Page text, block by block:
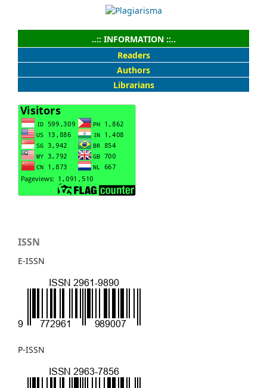
..:: INFORMATION ::..
Readers
Authors
Librarians
ISSN
E-ISSN
P-ISSN